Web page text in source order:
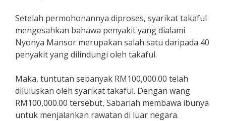
Setelah permohonannya diproses, syarikat takaful
mengesahkan bahawa penyakit yang dialami
Nyonya Mansor merupakan salah satu daripada 40
penyakit yang dilindungi oleh takaful.
Maka, tuntutan sebanyak RM100,000.00 telah
diluluskan oleh syarikat takaful. Dengan wang
RM100,000.00 tersebut, Sabariah membawa ibunya
untuk menjalankan rawatan di luar negara.